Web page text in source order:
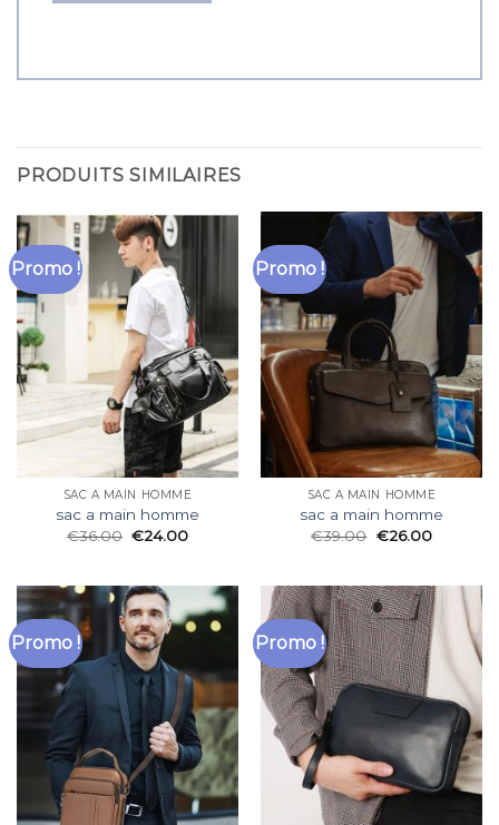
PRODUITS SIMILAIRES
Promo !
SAC A MAIN HOMME
sac a main homme
€36.00 €24.00
Promo !
SAC A MAIN HOMME
sac a main homme
€39.00 €26.00
Promo ! Promo !